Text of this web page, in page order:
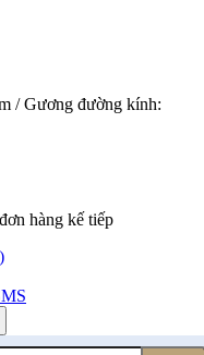
/ Gương đường kính:
hàng kế tiếp